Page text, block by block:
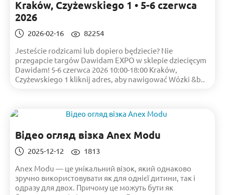
Kraków, Czyżewskiego 1 • 5-6 czerwca
2026
2026-02-16
82254
Jesteście rodzicami lub dopiero będziecie? Nie
przegapcie targów Dawidam EXPO w sklepie dziecięcym
Dawidam! 5-6 czerwca 2026 10:00-18:00 Kraków,
Czyżewskiego 1 kliknij adres, aby nawigować Wózki &b..
Відео огляд візка Anex Modu
2025-12-12
1813
Anex Modu — це унікальний візок, який однаково
зручно використовувати як для однієї дитини, так і
одразу для двох. Причому це можуть бути як